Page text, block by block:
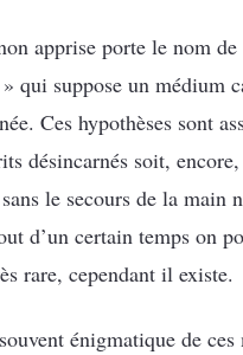
apprise porte le nom
qui suppose un médium
Ces hypothèses sont
désincarnés soit,
le secours de la
d’un certain temps on
rare, cependant il existe.
énigmatique de